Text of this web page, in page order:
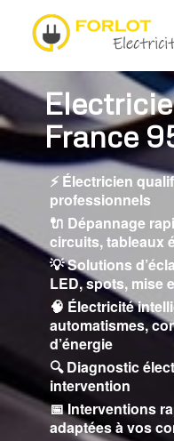
France
⚡ Électricien
professionnels
🔌 Dépannage
circuits, tableaux
💡 Solutions
LED, spots, mise
🧠 Électricité
automatismes,
d’énergie
🔍 Diagnostic
intervention
📅 Interventions
adaptées à vos